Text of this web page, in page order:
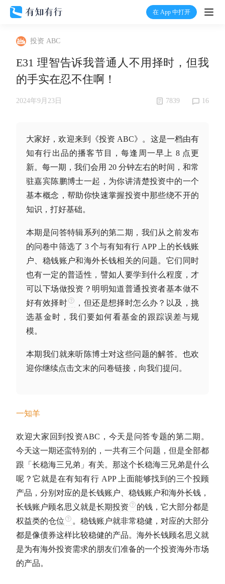
在 App 中打开
打
有知
温度计
加入我们
投资 ABC
E31 理智告诉我普通人不用择时，但我
的手实在忍不住啊！
2024年9月23日 7839 16
大家好，欢迎来到《投资 ABC》。这是一档由有
知有行出品的播客节目，每逢周一早上 8 点更
新。每一期，我们会用 20 分钟左右的时间，和常
驻嘉宾陈鹏博士一起，为你讲清楚投资中的一个
基本概念，帮助你快速掌握投资中那些绕不开的
知识，打好基础。
本期是问答特辑系列的第二期，我们从之前发布
的问卷中筛选了 3 个与有知有行 APP 上的长钱账
户、稳钱账户和海外长钱相关的问题。 它们同时
也有一定的普适性，譬如人要学到什么程度，才
可以下场做投资？明明知道普通投资者基本做不
好有效择时 ，但还是想择时怎么办？以及，挑
选基金时，我们要如何看基金的跟踪误差与规
模。
本期我们就来听陈博士对这些问题的解答。也欢
迎你继续点击文末的问卷链接，向我们提问。
一知羊
欢迎大家回到投资ABC，今天是问答专题的第二期。
今天这一期还蛮特别的，一共有三个问题，但是全部都
跟「长稳海三兄弟」有关。那这个长稳海三兄弟是什么
呢？它就是在有知有行 APP 上面能够找到的三个投顾
产品，分别对应的是长钱账户、稳钱账户和海外长钱，
长钱账户顾名思义就是长期投资
的钱，它大部分都是
权益类的仓位
。稳钱账户就非常稳健，对应的大部分
都是像债券这样比较稳健的产品。海外长钱顾名思义就
是为有海外投资需求的朋友们准备的一个投资海外市场
的产品。